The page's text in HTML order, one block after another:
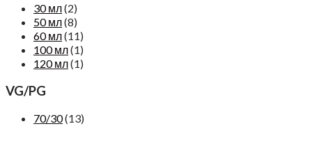
30 мл(2)
50 мл(8)
60 мл(11)
100 мл(1)
120 мл(1)
VG/PG
70/30(13)